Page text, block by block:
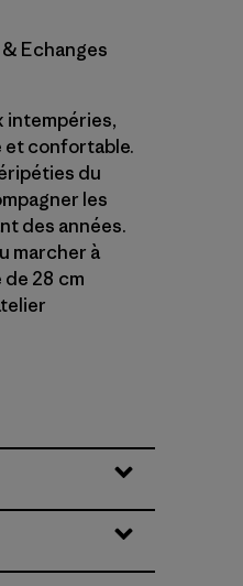
Echanges
intempéries,
et confortable.
du
les
des années.
marcher à
28 cm